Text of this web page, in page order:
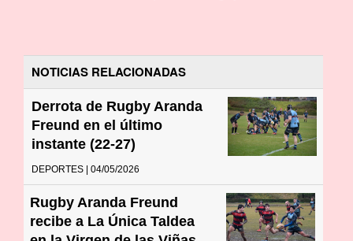
NOTICIAS RELACIONADAS
Derrota de Rugby Aranda
Freund en el último
instante (22-27)
DEPORTES | 04/05/2026
Rugby Aranda Freund
recibe a La Única Taldea